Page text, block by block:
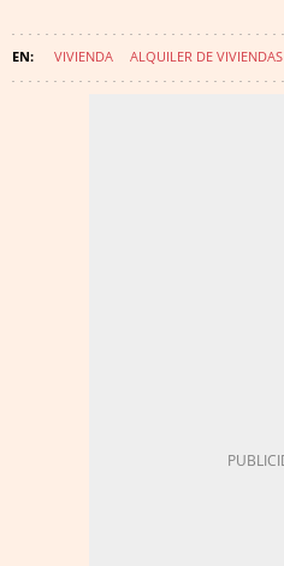
VIVIENDA ALQUILER DE VIVIENDAS